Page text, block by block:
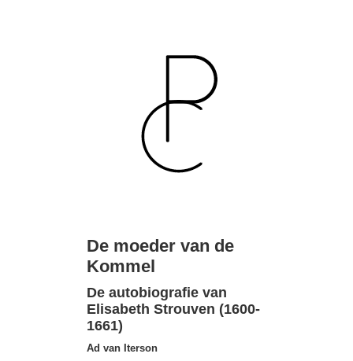
De moeder van de
Kommel
De autobiografie van
Elisabeth Strouven (1600-
1661)
Ad van Iterson